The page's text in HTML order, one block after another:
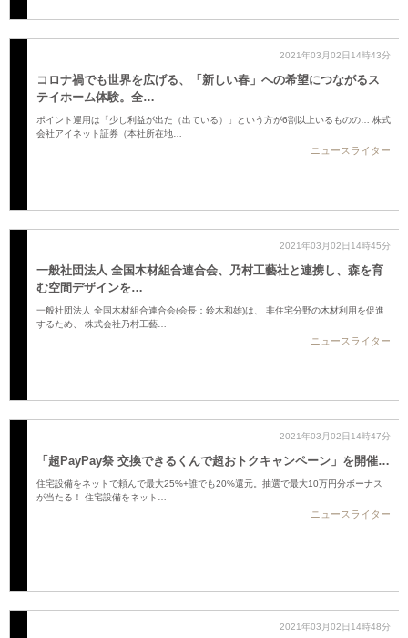
2021年03月02日14時43分
コロナ禍でも世界を広げる、「新しい春」への希望につながるス
テイホーム体験。全…
ポイント運用は「少し利益が出た（出ている）」という方が6割以上いるものの… 株式
会社アイネット証券（本社所在地…
ニュースライター
2021年03月02日14時45分
一般社団法人 全国木材組合連合会、乃村工藝社と連携し、森を育
む空間デザインを…
一般社団法人 全国木材組合連合会(会長：鈴木和雄)は、 非住宅分野の木材利用を促進
するため、 株式会社乃村工藝…
ニュースライター
2021年03月02日14時47分
「超PayPay祭 交換できるくんで超おトクキャンペーン」を開催…
住宅設備をネットで頼んで最大25%+誰でも20%還元。抽選で最大10万円分ボーナス
が当たる！ 住宅設備をネット…
ニュースライター
2021年03月02日14時48分